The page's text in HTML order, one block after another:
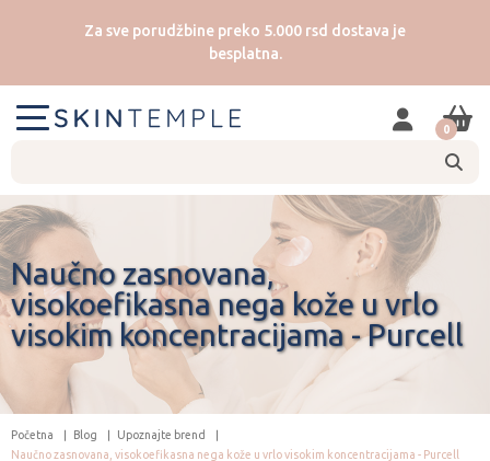
Za sve porudžbine preko 5.000 rsd dostava je
besplatna.
0
Naučno zasnovana,
visokoefikasna nega kože u vrlo
visokim koncentracijama - Purcell
Početna Blog
Upoznajte brend
Naučno zasnovana, visokoefikasna nega kože u vrlo visokim koncentracijama - Purcell